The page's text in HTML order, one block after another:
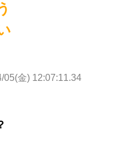
05(金) 12:07:11.34